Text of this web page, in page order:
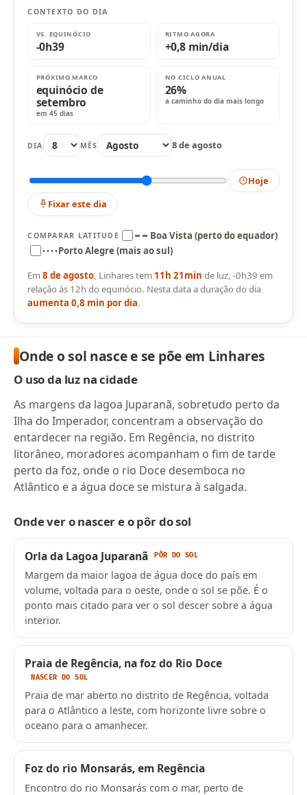
CONTEXTO DO DIA
VS. EQUINÓCIO
-0h39
RITMO AGORA
+0,8 min/dia
PRÓXIMO MARCO
equinócio de
setembro
em 45 dias
NO CICLO ANUAL
26%
a caminho do dia mais longo
DIA MÊS 8 de agosto
Hoje
Fixar este dia
COMPARAR LATITUDE
Boa Vista (perto do equador)
Porto Alegre (mais ao sul)
Em8 de agosto, Linhares tem 11h 21min de luz, -0h39 em
relação às 12h do equinócio. Nesta data a duração do dia
aumenta 0,8 min por dia.
Onde o sol nasce e se põe em Linhares
O uso da luz na cidade
As margens da lagoa Juparanã, sobretudo perto da
Ilha do Imperador, concentram a observação do
entardecer na região. Em Regência, no distrito
litorâneo, moradores acompanham o fim de tarde
perto da foz, onde o rio Doce desemboca no
Atlântico e a água doce se mistura à salgada.
Onde ver o nascer e o pôr do sol
Orla da Lagoa Juparanã PÔR DO SOL
Margem da maior lagoa de água doce do país em
volume, voltada para o oeste, onde o sol se põe. É o
ponto mais citado para ver o sol descer sobre a água
interior.
Praia de Regência, na foz do Rio Doce
NASCER DO SOL
Praia de mar aberto no distrito de Regência, voltada
para o Atlântico a leste, com horizonte livre sobre o
oceano para o amanhecer.
Foz do rio Monsarás, em Regência
Encontro do rio Monsarás com o mar, perto de